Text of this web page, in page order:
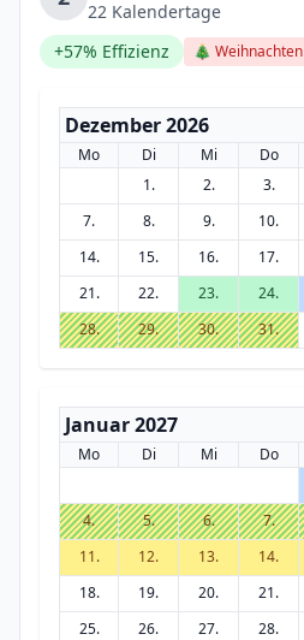
22 Kalendertage
+57% Effizienz
🎄 Weihnachten
Dezember 2026
Mo Di Mi Do
1.
2. 3.
7.
8. 9. 10.
14.
15. 16. 17.
21.
22. 23. 24.
28.
29. 30. 31.
Januar 2027
Mo Di Mi Do
4.
5. 6. 7.
11.
12. 13. 14.
18.
19. 20. 21.
25.
26. 27. 28.